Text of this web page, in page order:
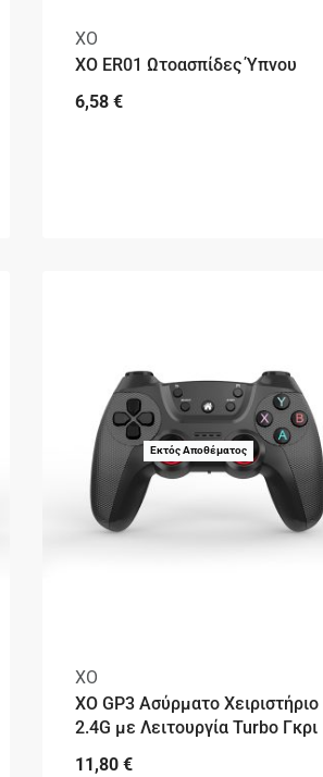
XO
XO ER01 Ωτοασπίδες Ύπνου
6,58 €
Εκτός Αποθέματος
XO
XO GP3 Ασύρματο Χειριστήριο
2.4G με Λειτουργία Turbo Γκρι
11,80 €